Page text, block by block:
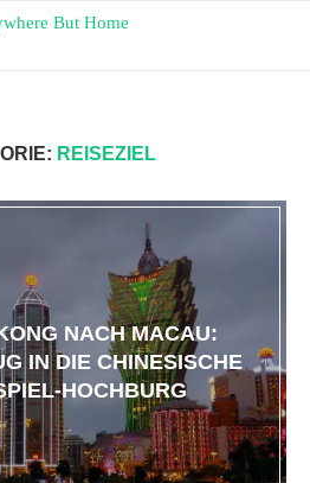
REISEZIEL
NACH MACAU:
IN DIE CHINESISCHE
HOCHBURG